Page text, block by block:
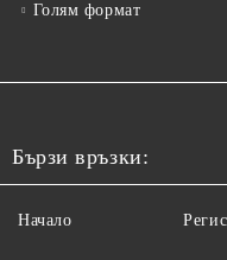
Голям формат
Бързи връзки:
Начало